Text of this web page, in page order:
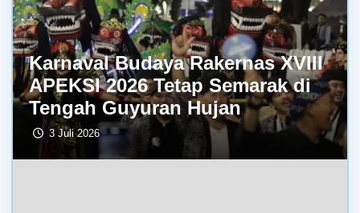
Karnaval Budaya Rakernas XVIII
APEKSI 2026 Tetap Semarak di
Tengah Guyuran Hujan
3 Juli 2026